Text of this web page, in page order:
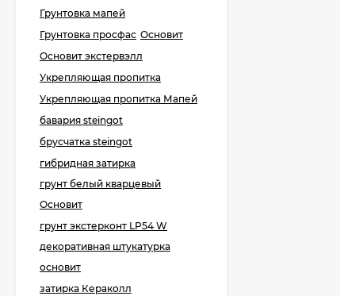
Eco Средство для
5 800 ₽
Затирка цветная
2 700 ₽
2 050
Cleaner Средство для
удаления
эпоксидных остатков,
1 400 ₽
Грунтовка мапей
Грунтовка просфас Основит
Основит экстервэлл
Укрепляющая пропитка
Укрепляющая пропитка Мапей
бавария steingot
брусчатка steingot
гибридная затирка
грунт белый кварцевый
Основит
грунт экстерконт LP54 W
декоративная штукатурка
основит
затирка Кераколл